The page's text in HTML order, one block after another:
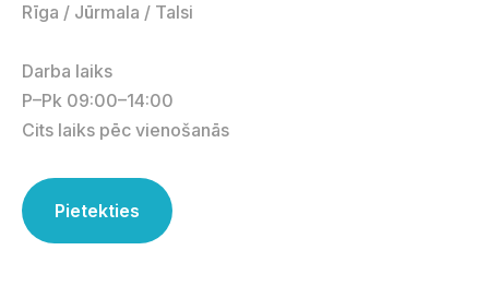
Rīga / Jūrmala / Talsi
Darba laiks
P–Pk 09:00–14:00
Cits laiks pēc vienošanās
Pietekties